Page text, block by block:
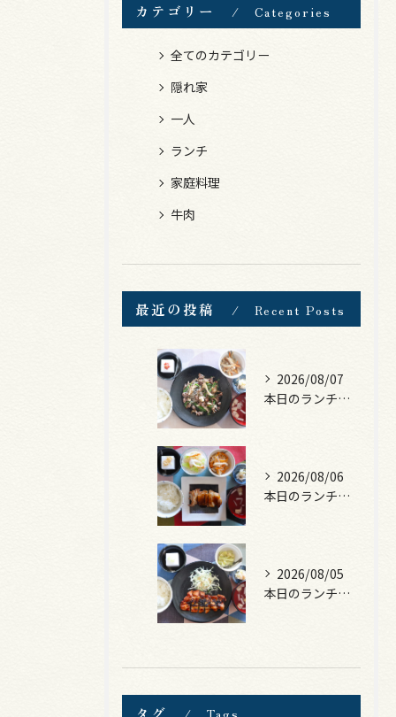
カテゴリー Categories
全てのカテゴリー
隠れ家
一人
ランチ
家庭料理
牛肉
最近の投稿 Recent Posts
2026/08/07
本日のランチは、黒毛和牛のチャプチェ！
2026/08/06
本日のランチは、照焼きチキン！
2026/08/05
本日のランチは、ロース豚カツ梅はさみ！
タグ